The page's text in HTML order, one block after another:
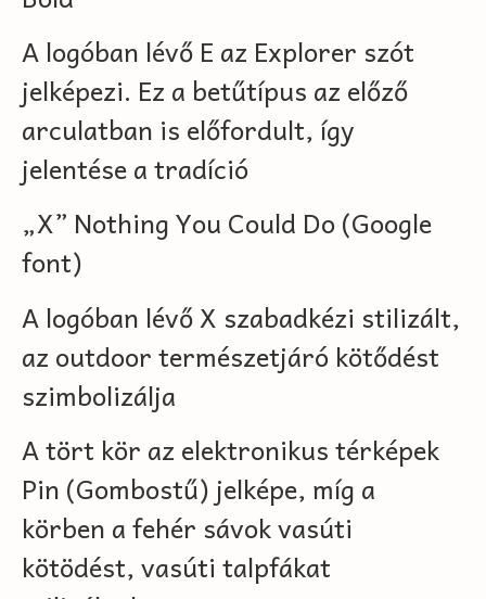
A logóban lévő E az Explorer szót
jelképezi. Ez a betűtípus az előző
arculatban is előfordult, így
jelentése a tradíció
„X” Nothing You Could Do (Google
font)
A logóban lévő X szabadkézi stilizált,
az outdoor természetjáró kötődést
szimbolizálja
A tört kör az elektronikus térképek
Pin (Gombostű) jelképe, míg a
körben a fehér sávok vasúti
kötödést, vasúti talpfákat